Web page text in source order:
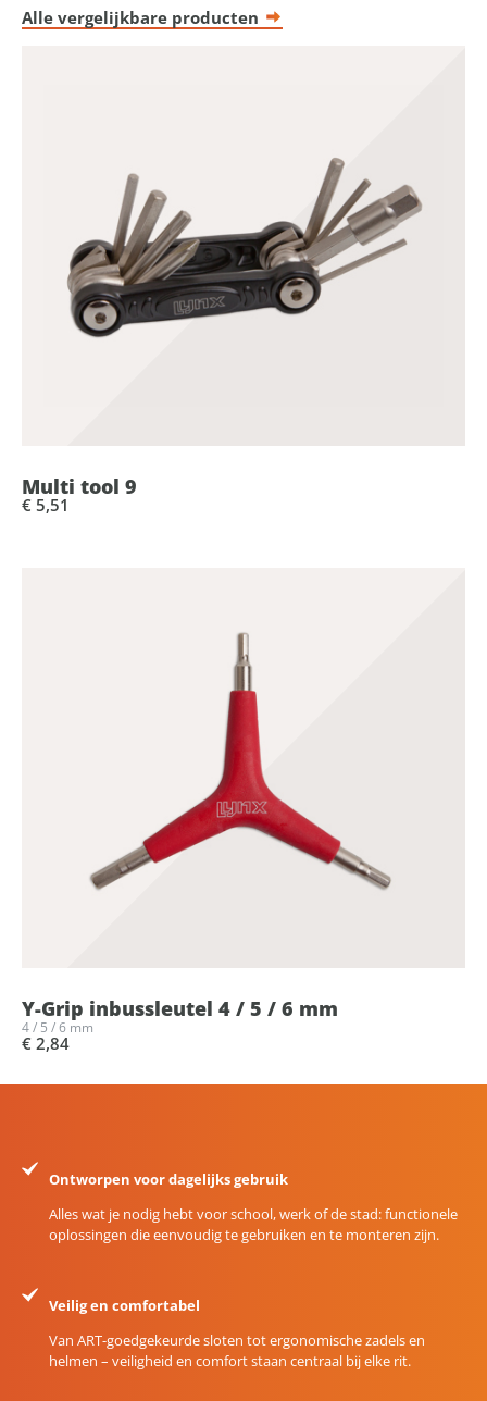
Alle vergelijkbare producten
Multi tool 9
€ 5,51
Y-Grip inbussleutel 4 / 5 / 6 mm
4 / 5 / 6 mm
€ 2,84
Ontworpen voor dagelijks gebruik
Alles wat je nodig hebt voor school, werk of de stad: functionele
oplossingen die eenvoudig te gebruiken en te monteren zijn.
Veilig en comfortabel
Van ART-goedgekeurde sloten tot ergonomische zadels en
helmen – veiligheid en comfort staan centraal bij elke rit.